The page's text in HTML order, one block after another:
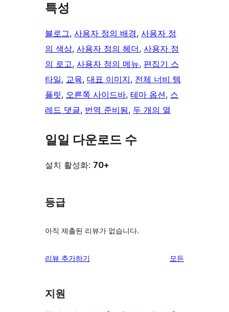
특성
블로그, 사용자 정의 배경, 사용자 정
의 색상, 사용자 정의 헤더, 사용자 정
의 로고, 사용자 정의 메뉴, 편집기 스
타일, 교육, 대표 이미지, 전체 너비 템
플릿, 오른쪽 사이드바, 테마 옵션, 스
레드 댓글, 번역 준비됨, 두 개의 열
일일 다운로드 수
설치 활성화: 70+
등급
아직 제출된 리뷰가 없습니다.
리뷰 추가하기 모든
지원